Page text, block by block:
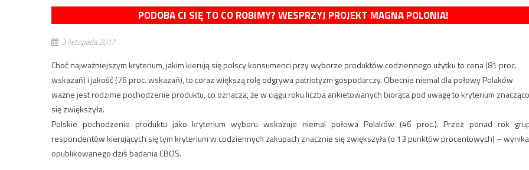
PODOBA CI SIĘ TO CO ROBIMY? WESPRZYJ PROJEKT MAGNA POLONIA!
3 listopada 2017
Choć najważniejszym kryterium, jakim kierują się polscy konsumenci przy wyborze produktów codziennego użytku to cena (81 proc.
wskazań) i jakość (76 proc. wskazań), to coraz większą rolę odgrywa patriotyzm gospodarczy. Obecnie niemal dla połowy Polaków
ważne jest rodzime pochodzenie produktu, co oznacza, że w ciągu roku liczba ankietowanych biorąca pod uwagę to kryterium znacząco
się zwiększyła.
Polskie pochodzenie produktu jako kryterium wyboru wskazuje niemal połowa Polaków (46 proc.). Przez ponad rok
respondentów kierujących się tym kryterium w codziennych zakupach znacznie się zwiększyła (o 13 punktów procentowych) –
opublikowanego dziś badania CBOS.